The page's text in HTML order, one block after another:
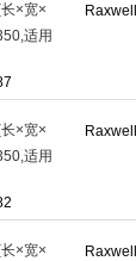
Raxwell
×宽×
适用
售
Raxwell
×宽×
适用
：1台
Raxwell
×宽×